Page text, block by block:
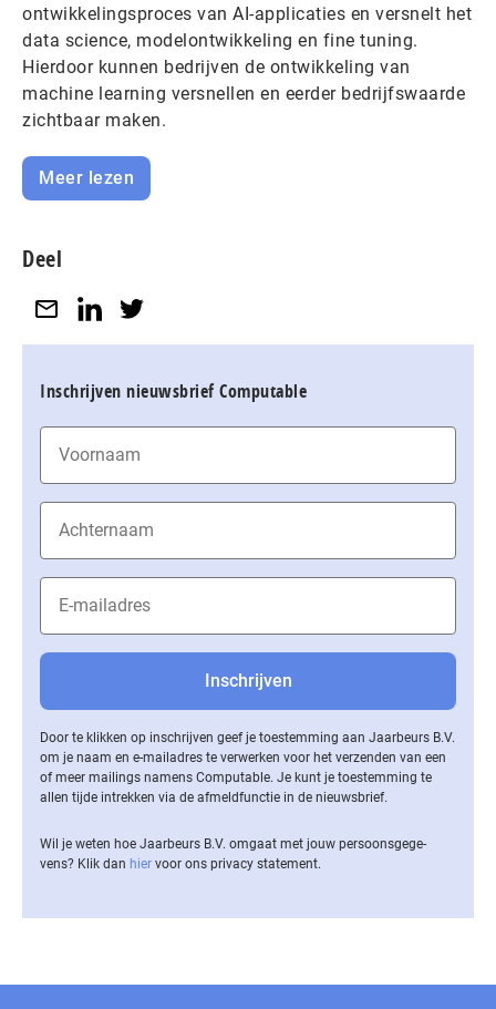
ontwikkelingsproces van AI-applicaties en versnelt het
data science, modelontwikkeling en fine tuning.
Hierdoor kunnen bedrijven de ontwikkeling van
machine learning versnellen en eerder bedrijfswaarde
zichtbaar maken.
Meer lezen
Deel
Inschrijven nieuwsbrief Computable
Door te klikken op inschrijven geef je toestemming aan Jaarbeurs B.V.
om je naam en e-mailadres te verwerken voor het verzenden van een
of meer mailings namens Computable. Je kunt je toestemming te
allen tijde intrekken via de af­meld­func­tie in de nieuwsbrief.
Wil je weten hoe Jaarbeurs B.V. omgaat met jouw per­soons­ge­ge­
vens? Klik dan hier voor ons privacy statement.